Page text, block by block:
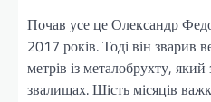
Почав усе це Олександр
2017 років. Тоді він зварив
метрів із металобрухту,
звалищах. Шість місяців